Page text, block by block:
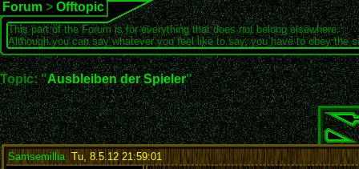
Forum > Offtopic
This part of the Forum is for everything that does not belong elsewhere.
Although you can say whatever you feel like to say, you have to obey the
Topic: "Ausbleiben der Spieler"
Samsemillia Tu, 8.5.12 21:59:01 :